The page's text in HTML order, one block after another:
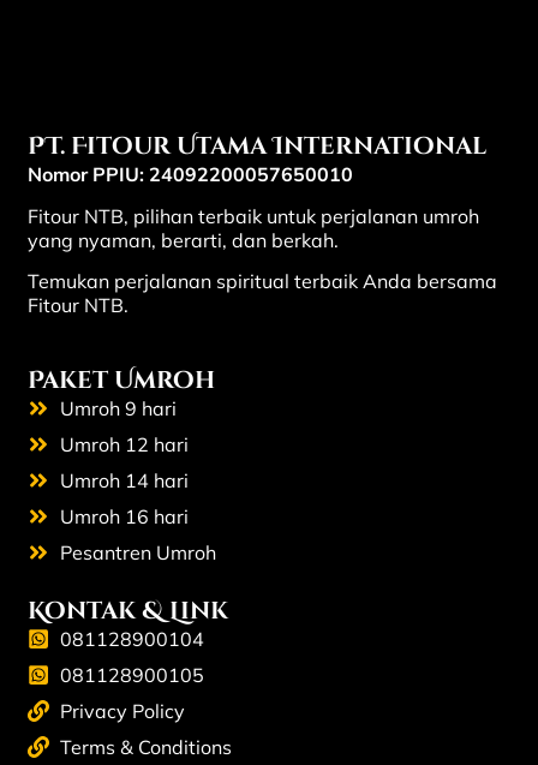
PT. Fitour Utama International
Nomor PPIU: 24092200057650010
Fitour NTB, pilihan terbaik untuk perjalanan umroh
yang nyaman, berarti, dan berkah.
Temukan perjalanan spiritual terbaik Anda bersama
Fitour NTB.
Paket Umroh
Umroh 9 hari
Umroh 12 hari
Umroh 14 hari
Umroh 16 hari
Pesantren Umroh
Kontak & Link
081128900104
081128900105
Privacy Policy
Terms & Conditions